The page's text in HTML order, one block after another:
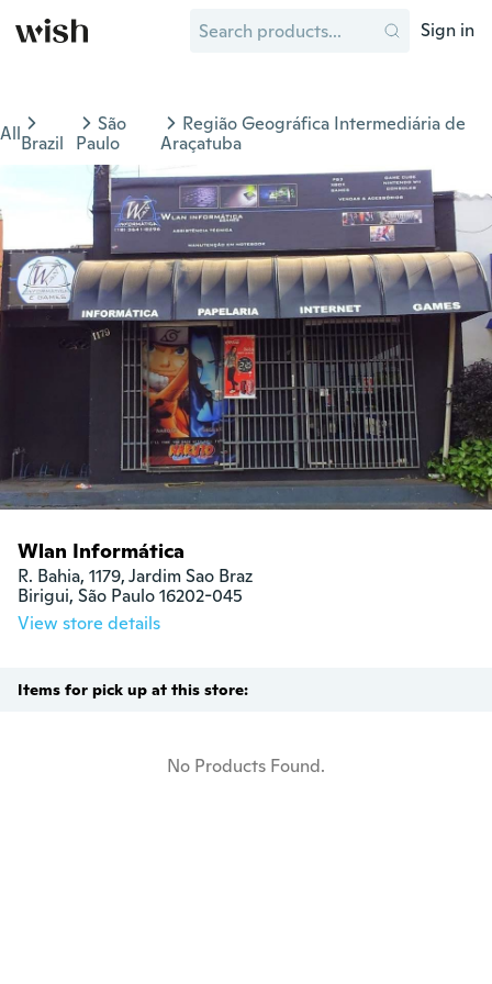
Sign in
AllBrazil
São
Paulo
Região Geográfica Intermediária de
Araçatuba
Wlan Informática
R. Bahia, 1179, Jardim Sao Braz
Birigui, São Paulo 16202-045
View store details
Items for pick up at this store:
No Products Found.